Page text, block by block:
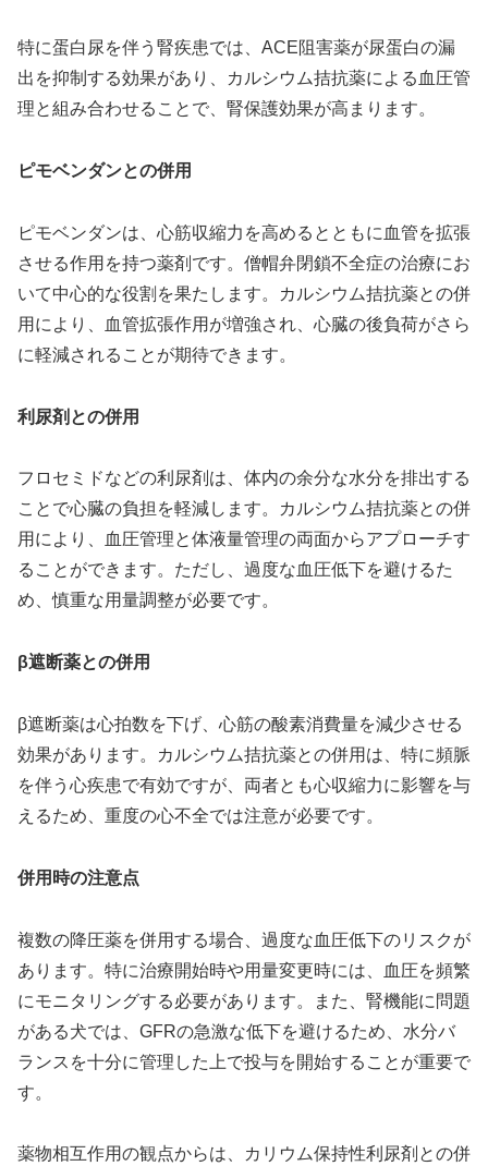
特に蛋白尿を伴う腎疾患では、ACE阻害薬が尿蛋白の漏
出を抑制する効果があり、カルシウム拮抗薬による血圧管
理と組み合わせることで、腎保護効果が高まります。
ピモベンダンとの併用
ピモベンダンは、心筋収縮力を高めるとともに血管を拡張
させる作用を持つ薬剤です。僧帽弁閉鎖不全症の治療にお
いて中心的な役割を果たします。カルシウム拮抗薬との併
用により、血管拡張作用が増強され、心臓の後負荷がさら
に軽減されることが期待できます。
利尿剤との併用
フロセミドなどの利尿剤は、体内の余分な水分を排出する
ことで心臓の負担を軽減します。カルシウム拮抗薬との併
用により、血圧管理と体液量管理の両面からアプローチす
ることができます。ただし、過度な血圧低下を避けるた
め、慎重な用量調整が必要です。
β遮断薬との併用
β遮断薬は心拍数を下げ、心筋の酸素消費量を減少させる
効果があります。カルシウム拮抗薬との併用は、特に頻脈
を伴う心疾患で有効ですが、両者とも心収縮力に影響を与
えるため、重度の心不全では注意が必要です。
併用時の注意点
複数の降圧薬を併用する場合、過度な血圧低下のリスクが
あります。特に治療開始時や用量変更時には、血圧を頻繁
にモニタリングする必要があります。また、腎機能に問題
がある犬では、GFRの急激な低下を避けるため、水分バ
ランスを十分に管理した上で投与を開始することが重要で
す。
薬物相互作用の観点からは、カリウム保持性利尿剤との併